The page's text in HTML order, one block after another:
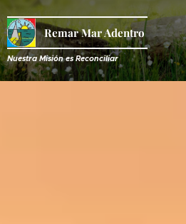
Remar Mar Adentro
Nuestra Misión es Reconciliar